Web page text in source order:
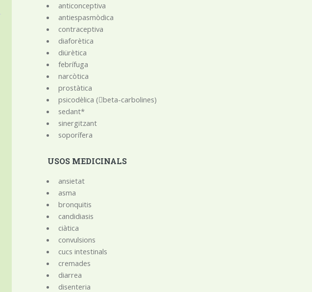
anticonceptiva
antiespasmòdica
contraceptiva
diaforètica
diürètica
febrífuga
narcòtica
prostàtica
psicodèlica (beta-carbolines)
sedant*
sinergitzant
soporífera
USOS MEDICINALS
ansietat
asma
bronquitis
candidiasis
ciàtica
convulsions
cucs intestinals
cremades
diarrea
disenteria